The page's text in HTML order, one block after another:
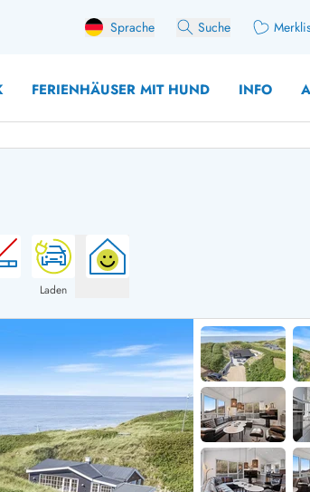
Sprache Suche
FERIENHÄUSER MIT HUND INFO
Ferienhaus für
Ferienhäuser im
Ferienhäuser im
Ferienhäuser im
Ferienhäuser
Ferienhäuser
Ferienhäuser
Laden